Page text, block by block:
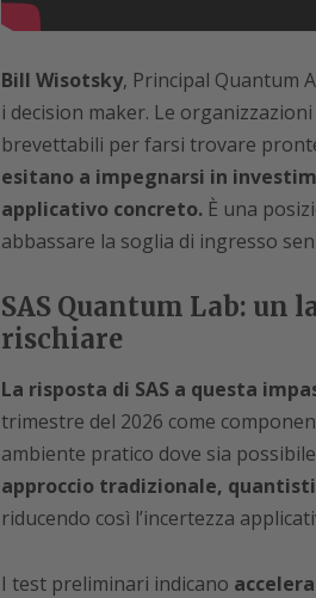
Bill Wisotsky, Principal Quantum
i decision maker. Le
brevettabili per farsi trovare
esitano a impegnarsi in
applicativo concreto.È una
abbassare la soglia di ingresso
SAS Quantum Lab: un
rischiare
La risposta di SAS a questa
trimestre del 2026 come
ambiente pratico dove sia
approccio tradizionale,
riducendo così l’incertezza
I test preliminari indicano